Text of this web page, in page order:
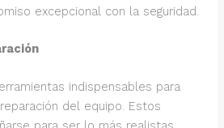
excepcional con la seguridad.
indispensables para
del equipo. Estos